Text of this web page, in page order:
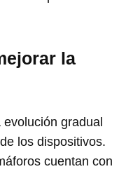
la
gradual
los dispositivos.
cuentan con